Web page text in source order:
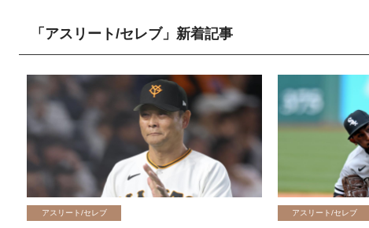
「アスリート/セレブ」新着記事
アスリート/セレブ アスリート/セレブ